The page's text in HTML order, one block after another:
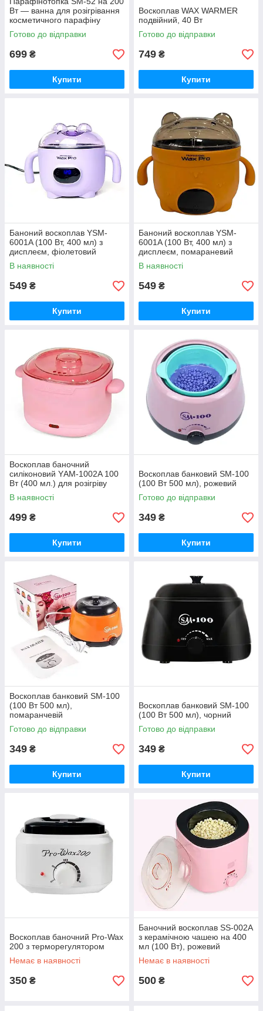
Вт — ванна для розігрівання
косметичного парафіну
Готово до відправки
699 ₴
Купити
Воскоплав WAX WARMER
подвійний, 40 Вт
Готово до відправки
749 ₴
Купити
Баноний воскоплав YSM-
6001A (100 Вт, 400 мл) з
дисплеєм, фіолетовий
В наявності
549 ₴
Купити
Баноний воскоплав YSM-
6001A (100 Вт, 400 мл) з
дисплеєм, помараневий
В наявності
549 ₴
Купити
Воскоплав баночний
силіконовий YАM-1002A 100
Вт (400 мл.) для розігріву
воску, складний, рожевий
В наявності
499 ₴
Купити
Воскоплав банковий SM-100
(100 Вт 500 мл), рожевий
Готово до відправки
349 ₴
Купити
Воскоплав банковий SM-100
(100 Вт 500 мл),
помаранчевій
Готово до відправки
349 ₴
Купити
Воскоплав банковий SM-100
(100 Вт 500 мл), чорний
Готово до відправки
349 ₴
Купити
Воскоплав баночний Pro-Wax
200 з терморегулятором
Немає в наявності
350 ₴
Баночний воскоплав SS-002A
з керамічною чашею на 400
мл (100 Вт), рожевий
Немає в наявності
500 ₴